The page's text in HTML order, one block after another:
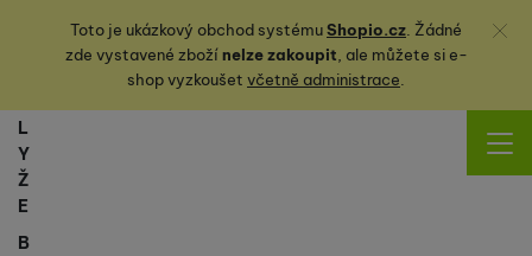
Toto je ukázkový obchod systémuShopio.cz. Žádné
zde vystavené zbožínelze zakoupit, ale můžete sie-
shop vyzkoušet včetně administrace.
Zavřít
L
Y
Ž
E
B